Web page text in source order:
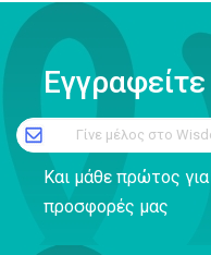
Γίνε μέλος στο
Και μάθε πρώτος
προσφορές μας